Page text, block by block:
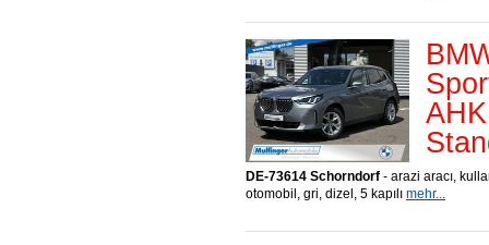
DE-73614 Schorndorf - arazi aracı,
otomobil, gri, dizel, 5 kapılı mehr...